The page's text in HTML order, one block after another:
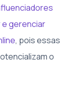
e gerenciar
, pois essas
o